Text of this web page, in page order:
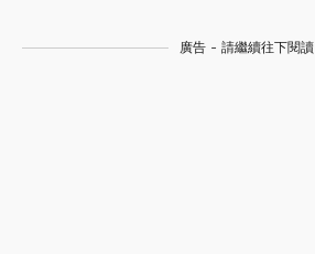
廣告 - 請繼續往下閱讀